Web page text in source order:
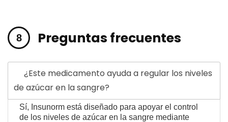
Preguntas frecuentes
¿Este medicamento ayuda a regular los niveles
de azúcar en la sangre?
Sí, Insunorm está diseñado para apoyar el control
de los niveles de azúcar en la sangre mediante